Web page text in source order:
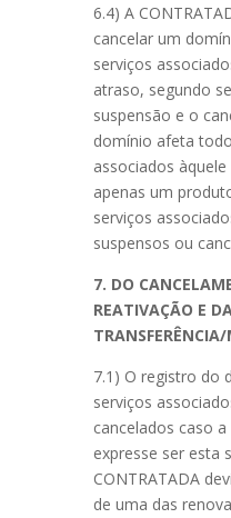
6.4) A
cancelar um
serviços
atraso, segundo
suspensão e o
domínio afeta
associados
apenas um
serviços
suspensos ou
7. DO
REATIVAÇÃO E
7.1) O registro do
serviços
cancelados caso a
expresse ser esta
CONTRATADA
de uma das